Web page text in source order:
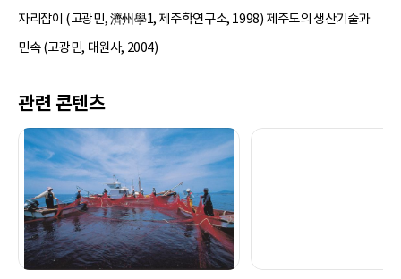
자리잡이 (고광민, 濟州學1, 제주학연구소, 1998) 제주도의 생산기술과
민속 (고광민, 대원사, 2004)
관련 콘텐츠